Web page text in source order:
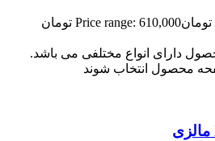
تومان
Price range: 610,000 تومان
دارای انواع مختلفی می باشد.
محصول انتخاب شوند